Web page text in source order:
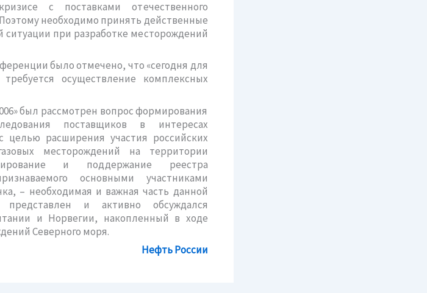
с поставками отечественного
необходимо принять действенные
при разработке месторождений
было отмечено, что «сегодня для
осуществление комплексных
был рассмотрен вопрос формирования
поставщиков в интересах
расширения участия российских
месторождений на территории
и поддержание реестра
основными участниками
– необходимая и важная часть данной
и активно обсуждался
и Норвегии, накопленный в ходе
Северного моря.
Нефть России